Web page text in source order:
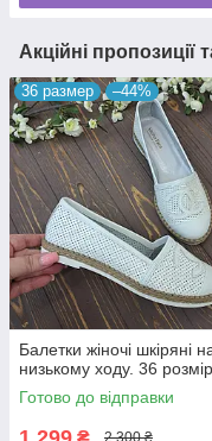
Акційні пропозиції
36 размер –44%
Балетки жіночі шкіряні
низькому ходу. 36 розмір
Готово до відправки
2 300 ₴